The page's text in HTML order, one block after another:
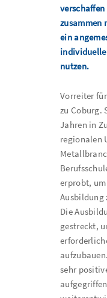
zusammen
ein
nutzen.
Vorreiter
zu Coburg.
Jahren in
regionalen
erprobt,
Ausbildung
Die
gestreckt,
sehr